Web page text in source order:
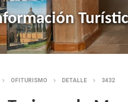
OFITURISMO DETALLE 3432